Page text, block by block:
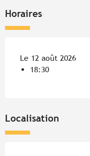
Horaires
Le 12 août 2026
18:30
Localisation